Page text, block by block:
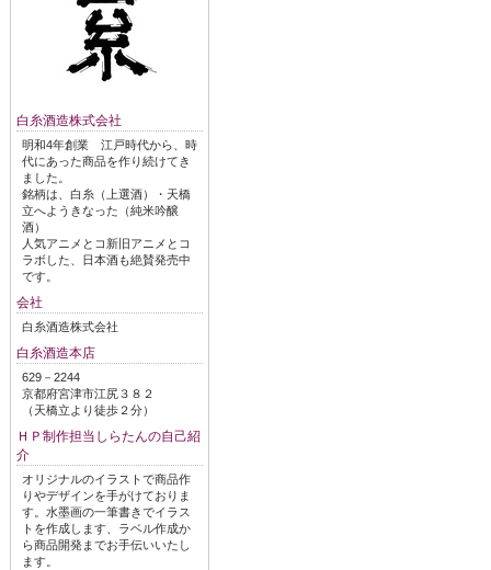
白糸酒造株式会社
明和4年創業 江戸時代から、時
代にあった商品を作り続けてき
ました。
銘柄は、白糸（上選酒）・天橋
立へようきなった（純米吟醸
酒）
人気アニメとコ新旧アニメとコ
ラボした、日本酒も絶賛発売中
です。
会社
白糸酒造株式会社
白糸酒造本店
629－2244
京都府宮津市江尻３８２
（天橋立より徒歩２分）
ＨＰ制作担当しらたんの自己紹
介
オリジナルのイラストで商品作
りやデザインを手がけておりま
す。水墨画の一筆書きでイラス
トを作成します、ラベル作成か
ら商品開発までお手伝いいたし
ます。